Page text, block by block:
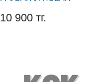
10 900 тг.